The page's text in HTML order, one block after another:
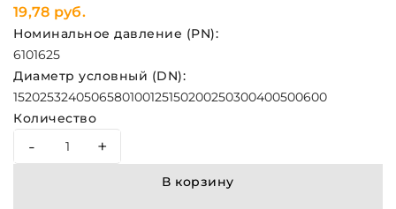
19,78 руб.
Номинальное давление (PN):
6101625
Диаметр условный (DN):
1520253240506580100125150200250300400500600
Количество
- +
В корзину